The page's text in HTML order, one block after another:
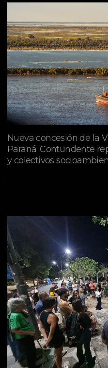
Nueva concesión de la
Paraná: Contundente
y colectivos